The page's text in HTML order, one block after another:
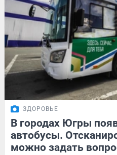
ЗДОРОВЬЕ
В городах Югры
автобусы.
можно задать